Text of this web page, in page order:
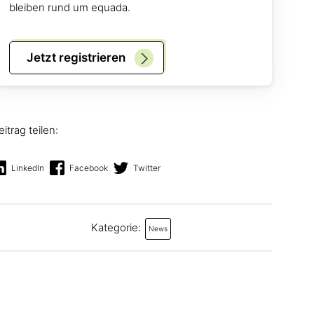
bleiben rund um equada.
Jetzt registrieren
teilen:
LinkedIn Facebook Twitter
Kategorie: News